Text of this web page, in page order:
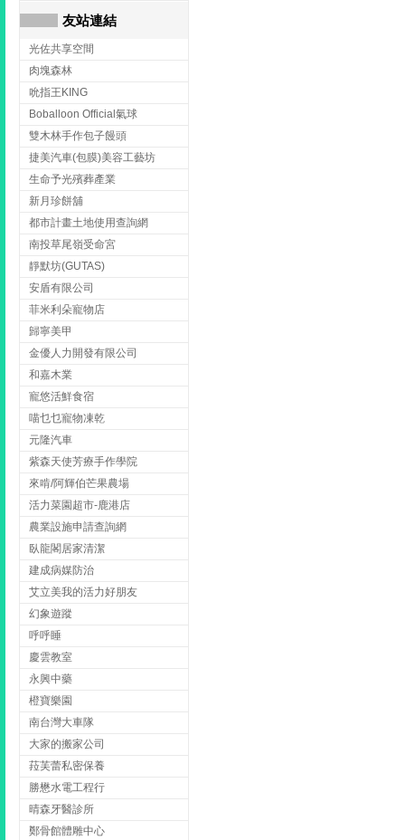
友站連結
光佐共享空間
肉塊森林
吮指王KING
Boballoon Official氣球
雙木林手作包子饅頭
捷美汽車(包膜)美容工藝坊
生命予光殯葬產業
新月珍餅舖
都市計畫土地使用查詢網
南投草尾嶺受命宮
靜默坊(GUTAS)
安盾有限公司
菲米利朵寵物店
歸寧美甲
金優人力開發有限公司
和嘉木業
寵悠活鮮食宿
喵乜乜寵物凍乾
元隆汽車
紫森天使芳療手作學院
來啃/阿輝伯芒果農場
活力菜園超市-鹿港店
農業設施申請查詢網
臥龍閣居家清潔
建成病媒防治
艾立美我的活力好朋友
幻象遊蹤
呼呼睡
慶雲教室
永興中藥
橙寶樂園
南台灣大車隊
大家的搬家公司
菈芙蕾私密保養
勝懋水電工程行
晴森牙醫診所
鄭骨館體雕中心